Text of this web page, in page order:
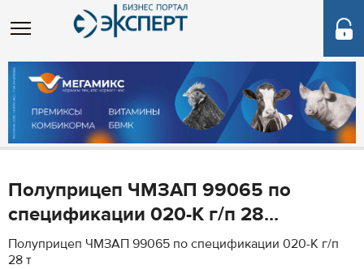
Полуприцеп ЧМЗАП 99065 по
спецификации 020-К г/п 28...
Полуприцеп ЧМЗАП 99065 по спецификации 020-К г/п
28 т